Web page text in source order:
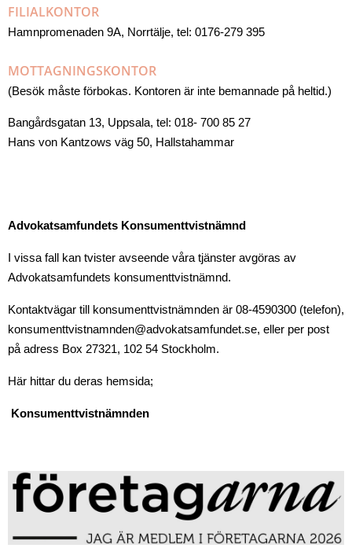
FILIALKONTOR
Hamnpromenaden 9A, Norrtälje, tel: 0176-279 395
MOTTAGNINGSKONTOR
(Besök måste förbokas. Kontoren är inte bemannade på heltid.)
Bangårdsgatan 13, Uppsala, tel: 018- 700 85 27
Hans von Kantzows väg 50, Hallstahammar
Advokatsamfundets Konsumenttvistnämnd
I vissa fall kan tvister avseende våra tjänster avgöras av
Advokatsamfundets konsumenttvistnämnd.
Kontaktvägar till konsumenttvistnämnden är 08-4590300 (telefon),
konsumenttvistnamnden@advokatsamfundet.se, eller per post
på adress Box 27321, 102 54 Stockholm.
Här hittar du deras hemsida;
Konsumenttvistnämnden